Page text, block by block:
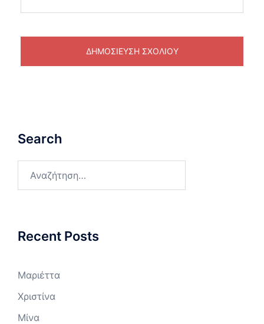
Search
Recent Posts
Μαριέττα
Χριστίνα
Μίνα